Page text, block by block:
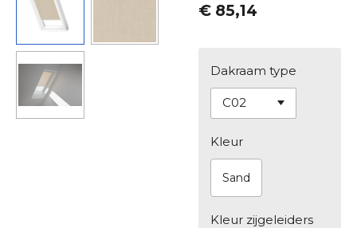
€ 85,14
Dakraam type
Kleur
Sand
Kleur zijgeleiders